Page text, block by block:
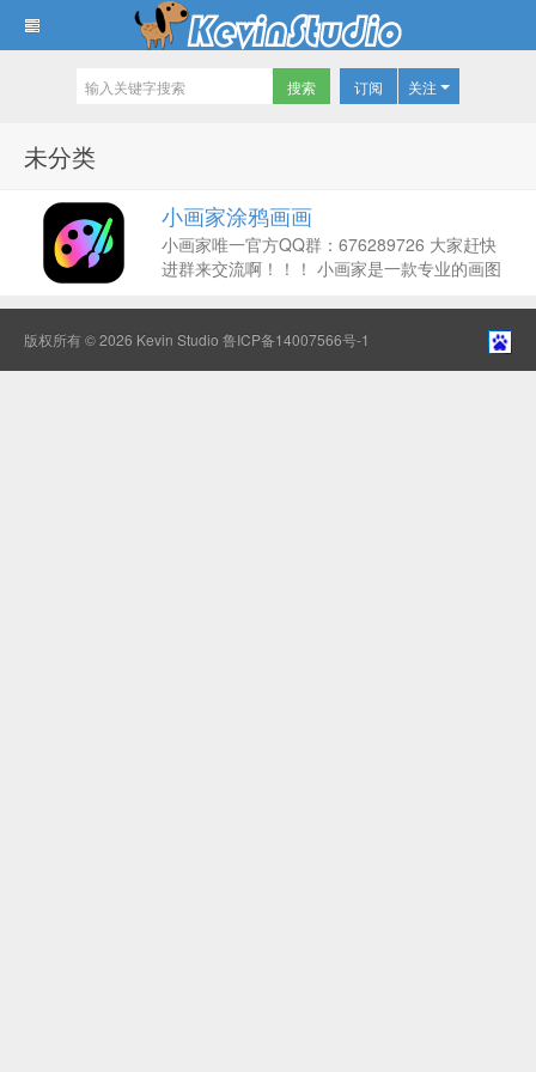
订阅 关注
未分类
小画家涂鸦画画
小画家唯一官方QQ群：676289726 大家赶快
进群来交流啊！！！ 小画家是一款专业的画图
辑、涂鸦、插画、漫画、素描、临摹等创作。
老牌画图软件重磅升级，提供专业的多图层做
版权所有 © 2026 Kevin Studio 鲁ICP备14007566号-1